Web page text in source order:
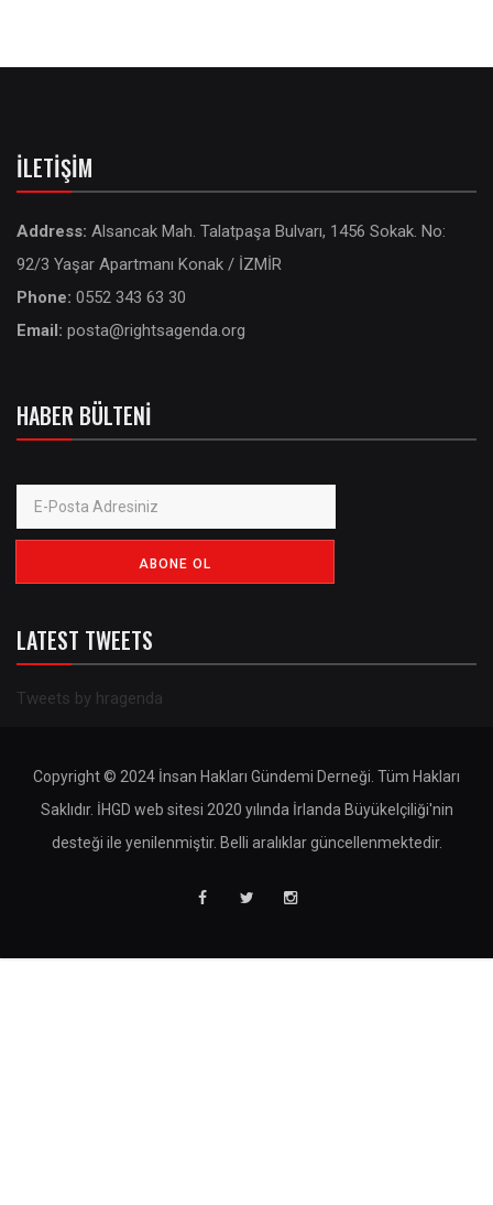
İLETIŞIM
Address: Alsancak Mah. Talatpaşa Bulvarı, 1456 Sokak. No:
92/3 Yaşar Apartmanı Konak / İZMİR
Phone: 0552 343 63 30
Email: posta@rightsagenda.org
HABER BÜLTENI
LATEST TWEETS
Tweets by hragenda
Copyright © 2024 İnsan Hakları Gündemi Derneği. Tüm Hakları
Saklıdır. İHGD web sitesi 2020 yılında İrlanda Büyükelçiliği'nin
desteği ile yenilenmiştir. Belli aralıklar güncellenmektedir.